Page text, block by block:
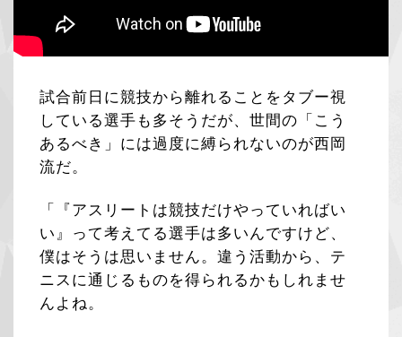
試合前日に競技から離れることをタブー視
している選手も多そうだが、世間の「こう
あるべき」には過度に縛られないのが西岡
流だ。
「『アスリートは競技だけやっていればい
い』って考えてる選手は多いんですけど、
僕はそうは思いません。違う活動から、テ
ニスに通じるものを得られるかもしれませ
んよね。